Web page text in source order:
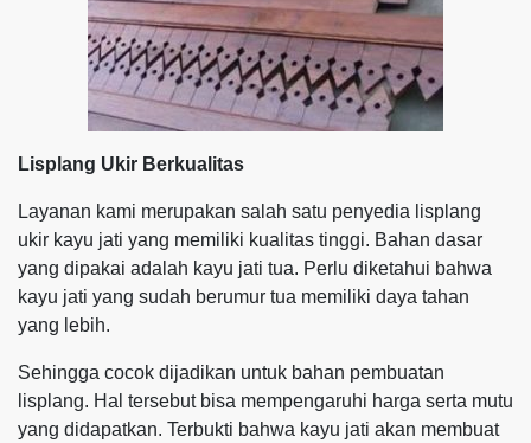
Lisplang Ukir Berkualitas
Layanan kami merupakan salah satu penyedia lisplang
ukir kayu jati yang memiliki kualitas tinggi. Bahan dasar
yang dipakai adalah kayu jati tua. Perlu diketahui bahwa
kayu jati yang sudah berumur tua memiliki daya tahan
yang lebih.
Sehingga cocok dijadikan untuk bahan pembuatan
lisplang. Hal tersebut bisa mempengaruhi harga serta mutu
yang didapatkan. Terbukti bahwa kayu jati akan membuat